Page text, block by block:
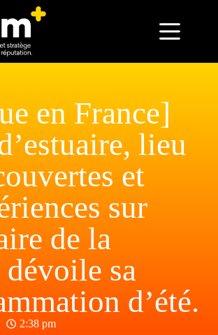
en France]
lieu
et
sur
de la
sa
d’été.
2:38 pm